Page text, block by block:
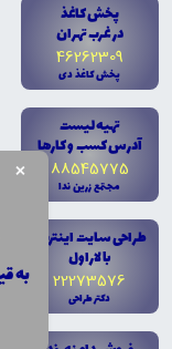
×
پخش کاغذ
در غرب تهران
46262309
پخش کاغذ دى
تهيه ليست
آدرس کسب و کارها
88545775
مجتمع زرين ندا
طراحى سايت اينترنتى
با لاراول
22273576
دکتر طراحى